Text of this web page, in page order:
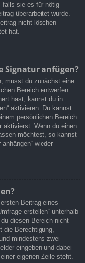
falls sie es für nötig
überarbeitet wurde.
nicht löschen
hat.
Signatur anfügen?
musst du zunächst eine
Bereich entwerfen.
hast, kannst du in
aktivieren. Du kannst
persönlichen Bereich
aktivierst. Wenn du einen
möchtest, so kannst
wieder
Beitrag eines
erstellen“ unterhalb
diesen Bereich nicht
die Berechtigung,
mindestens zwei
eingeben und dabei
eigenen Zeile steht.